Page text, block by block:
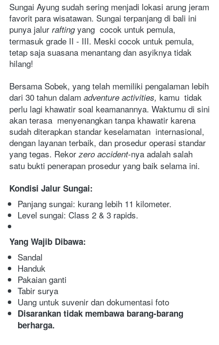
Sungai Ayung sudah sering menjadi lokasi arung jeram
favorit para wisatawan. Sungai terpanjang di bali ini
punya jalur rafting yang  cocok untuk pemula,
termasuk grade II - III. Meski cocok untuk pemula,
tetap saja suasana menantang dan asyiknya tidak
hilang!
Bersama Sobek, yang telah memiliki pengalaman lebih
dari 30 tahun dalam adventure activities, kamu  tidak
perlu lagi khawatir soal keamanannya. Waktumu di sini
akan terasa  menyenangkan tanpa khawatir karena
sudah diterapkan standar keselamatan  internasional,
dengan layanan terbaik, dan prosedur operasi standar
yang tegas. Rekor zero accident-nya adalah salah
satu bukti penerapan prosedur yang baik selama ini.
Kondisi Jalur Sungai:
Panjang sungai: kurang lebih 11 kilometer.
Level sungai: Class 2 & 3 rapids.
Yang Wajib Dibawa:
Sandal
Handuk
Pakaian ganti
Tabir surya
Uang untuk suvenir dan dokumentasi foto
Disarankan tidak membawa barang-barang
berharga.